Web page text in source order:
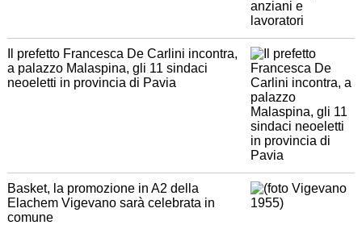
Il prefetto Francesca De Carlini incontra,
a palazzo Malaspina, gli 11 sindaci
neoeletti in provincia di Pavia
Basket, la promozione in A2 della
Elachem Vigevano sarà celebrata in
comune